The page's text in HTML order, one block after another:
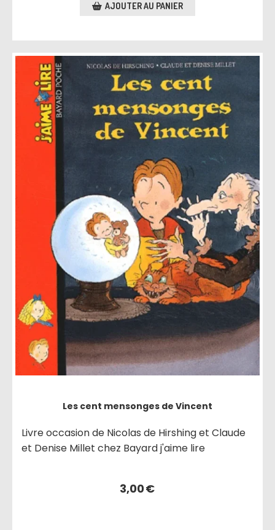
AJOUTER AU PANIER
Les cent mensonges de Vincent
Livre occasion de Nicolas de Hirshing et Claude
et Denise Millet chez Bayard j'aime lire
3,00€